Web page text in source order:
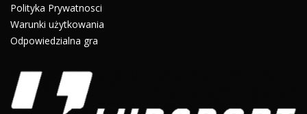
Polityka Prywatnosci
Warunki użytkowania
Odpowiedzialna gra